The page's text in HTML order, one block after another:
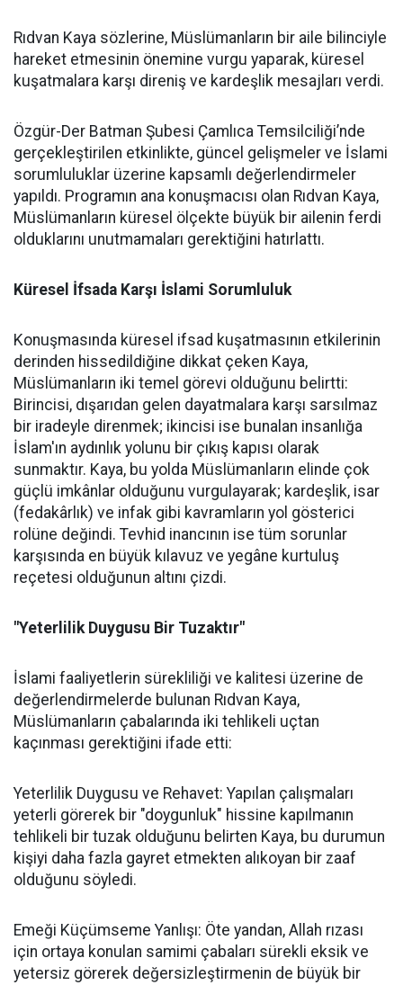
Rıdvan Kaya sözlerine, Müslümanların bir aile bilinciyle
hareket etmesinin önemine vurgu yaparak, küresel
kuşatmalara karşı direniş ve kardeşlik mesajları verdi.
Özgür-Der Batman Şubesi Çamlıca Temsilciliği’nde
gerçekleştirilen etkinlikte, güncel gelişmeler ve İslami
sorumluluklar üzerine kapsamlı değerlendirmeler
yapıldı. Programın ana konuşmacısı olan Rıdvan Kaya,
Müslümanların küresel ölçekte büyük bir ailenin ferdi
olduklarını unutmamaları gerektiğini hatırlattı.
Küresel İfsada Karşı İslami Sorumluluk
Konuşmasında küresel ifsad kuşatmasının etkilerinin
derinden hissedildiğine dikkat çeken Kaya,
Müslümanların iki temel görevi olduğunu belirtti:
Birincisi, dışarıdan gelen dayatmalara karşı sarsılmaz
bir iradeyle direnmek; ikincisi ise bunalan insanlığa
İslam'ın aydınlık yolunu bir çıkış kapısı olarak
sunmaktır. Kaya, bu yolda Müslümanların elinde çok
güçlü imkânlar olduğunu vurgulayarak; kardeşlik, isar
(fedakârlık) ve infak gibi kavramların yol gösterici
rolüne değindi. Tevhid inancının ise tüm sorunlar
karşısında en büyük kılavuz ve yegâne kurtuluş
reçetesi olduğunun altını çizdi.
"Yeterlilik Duygusu Bir Tuzaktır"
İslami faaliyetlerin sürekliliği ve kalitesi üzerine de
değerlendirmelerde bulunan Rıdvan Kaya,
Müslümanların çabalarında iki tehlikeli uçtan
kaçınması gerektiğini ifade etti:
Yeterlilik Duygusu ve Rehavet: Yapılan çalışmaları
yeterli görerek bir "doygunluk" hissine kapılmanın
tehlikeli bir tuzak olduğunu belirten Kaya, bu durumun
kişiyi daha fazla gayret etmekten alıkoyan bir zaaf
olduğunu söyledi.
Emeği Küçümseme Yanlışı: Öte yandan, Allah rızası
için ortaya konulan samimi çabaları sürekli eksik ve
yetersiz görerek değersizleştirmenin de büyük bir